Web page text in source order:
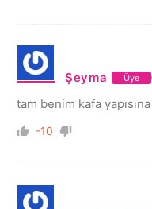
Şeyma Üye
tam benim kafa
-10